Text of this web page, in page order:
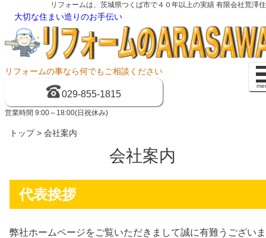
リフォームは、茨城県つくば市で４０年以上の実績 有限会社荒澤
大切な住まい造りのお手伝い
リフォームの事なら何でもご相談ください
029-855-1815
営業時間 9:00～18:00(日祝休み)
トップ> 会社案内
会社案内
代表挨拶
弊社ホームページをご覧いただきまして誠に有難うございま